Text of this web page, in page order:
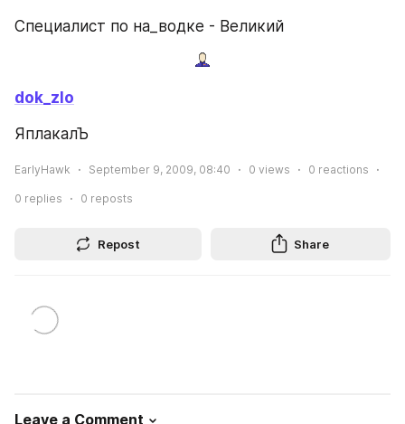
Специалист по на_водке - Великий
dok_zlo
ЯплакалЪ
EarlyHawk September 9, 2009, 08:40 0 views 0 reactions
0 replies 0 reposts
Repost Share
Leave a Comment